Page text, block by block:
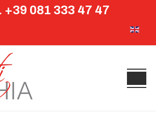
+39 081 333 47 47